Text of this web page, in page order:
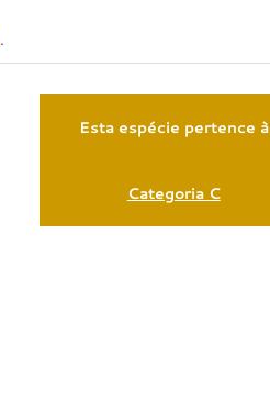
.
Esta espécie pertence à
Categoria C